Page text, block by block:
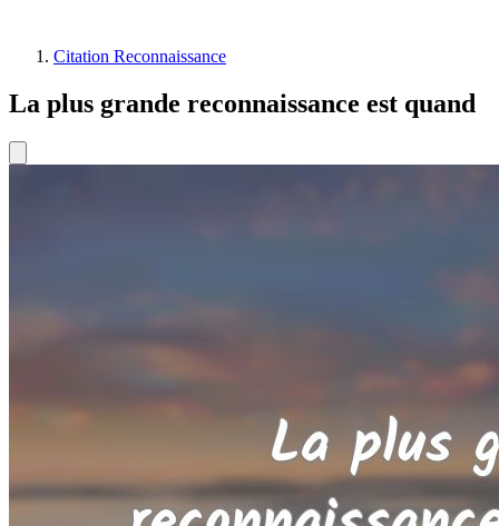
Citation Reconnaissance
La plus grande reconnaissance est quand